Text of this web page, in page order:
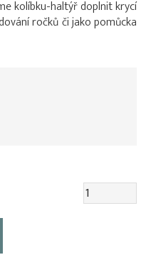
kolíbku-haltýř doplnit krycí
ročků či jako pomůcka